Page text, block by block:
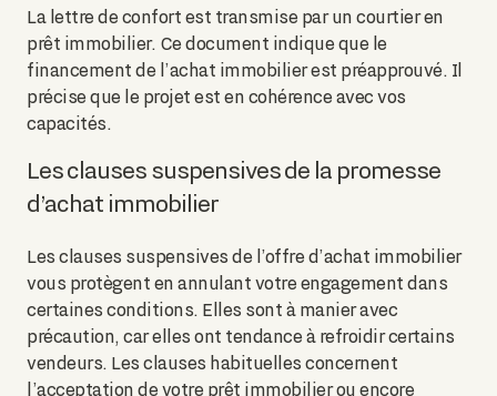
La lettre de confort est transmise par un courtier en
prêt immobilier. Ce document indique que le
financement de l’achat immobilier est préapprouvé. Il
précise que le projet est en cohérence avec vos
capacités.
Les clauses suspensives de la promesse
d’achat immobilier
Les clauses suspensives de l’offre d’achat immobilier
vous protègent en annulant votre engagement dans
certaines conditions. Elles sont à manier avec
précaution, car elles ont tendance à refroidir certains
vendeurs. Les clauses habituelles concernent
l’acceptation de votre prêt immobilier ou encore